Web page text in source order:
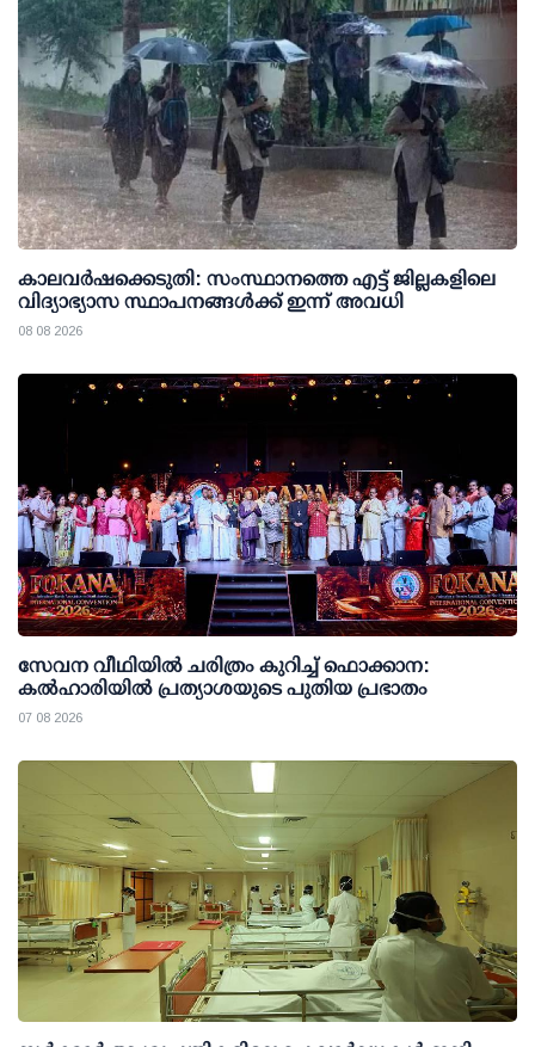
കാലവര്‍ഷക്കെടുതി: സംസ്ഥാനത്തെ എട്ട് ജില്ലകളിലെ
വിദ്യാഭ്യാസ സ്ഥാപനങ്ങള്‍ക്ക് ഇന്ന് അവധി
08 08 2026
സേവന വീഥിയില്‍ ചരിത്രം കുറിച്ച് ഫൊക്കാന:
കല്‍ഹാരിയില്‍ പ്രത്യാശയുടെ പുതിയ പ്രഭാതം
07 08 2026